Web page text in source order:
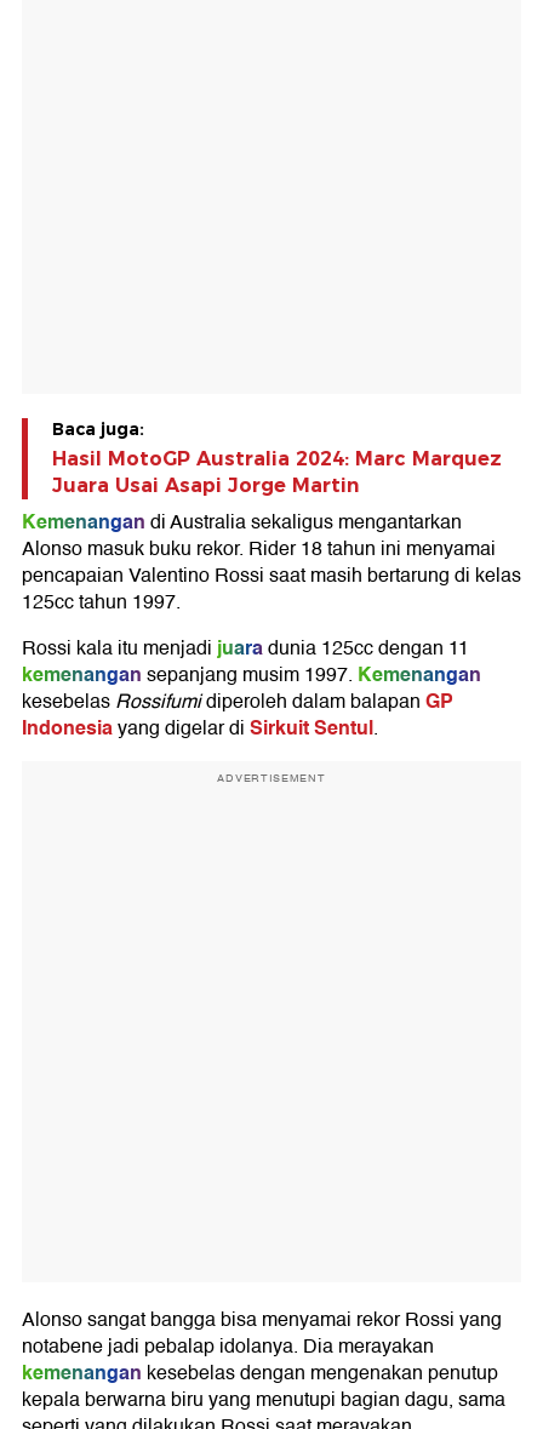
Baca juga:
Hasil MotoGP Australia 2024: Marc Marquez
Juara Usai Asapi Jorge Martin
Kemenangandi Australia sekaligus mengantarkan
Alonso masuk buku rekor. Rider 18 tahun ini menyamai
pencapaian Valentino Rossi saat masih bertarung di kelas
125cc tahun 1997.
Rossi kala itu menjadijuaradunia 125cc dengan 11
kemenangansepanjang musim 1997. Kemenangan
kesebelasRossifumidiperoleh dalam balapanGP
Indonesiayang digelar diSirkuit Sentul.
ADVERTISEMENT
Alonso sangat bangga bisa menyamai rekor Rossi yang
notabene jadi pebalap idolanya. Dia merayakan
kemenangan kesebelas dengan mengenakan penutup
kepala berwarna biru yang menutupi bagian dagu, sama